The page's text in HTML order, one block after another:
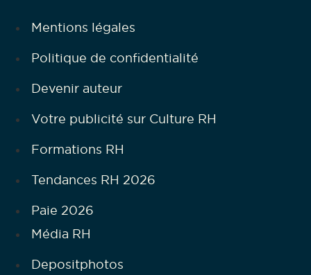
Mentions légales
Politique de confidentialité
Devenir auteur
Votre publicité sur Culture RH
Formations RH
Tendances RH 2026
Paie 2026
Média RH
Depositphotos